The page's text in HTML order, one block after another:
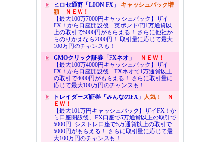
ヒロセ通商「LION FX」 キャッシュバック増
額ＮＥＷ！
【最大100万7000円キャッシュバック】ザイ
FX！から口座開設後、英ポンド/円1万通貨以
上の取引で5000円がもらえる！ さらに他社か
らのりかえなら2000円！ 取引量に応じて最大
100万円のチャンスも！
GMOクリック証券「FXネオ」
ＮＥＷ！
【最大100万4000円キャッシュバック】ザイ
FX！から口座開設後、FXネオで1万通貨以上
の取引で4000円がもらえる！ さらに取引量に
応じて最大100万円のチャンスも！
トレイダーズ証券「みんなのFX」 人気！
Ｎ
ＥＷ！
【最大101万円キャッシュバック】ザイFX！か
ら口座開設後、FX口座で5万通貨以上の取引で
5000円+シストレ口座で5万通貨以上の取引で
5000円がもらえる！ さらに取引量に応じて最
大100万円のチャンスも！